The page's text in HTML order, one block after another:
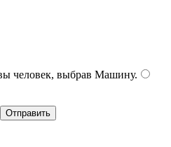
человек, выбрав Машину.